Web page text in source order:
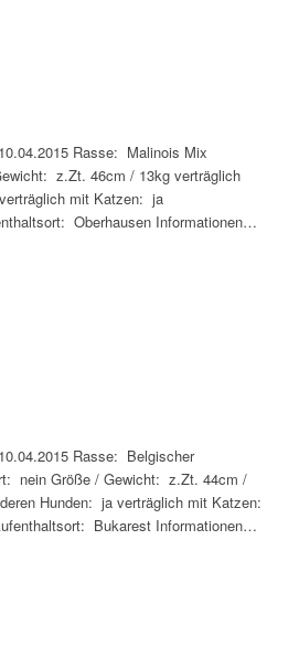
Rasse: Malinois Mix
z.Zt. 46cm / 13kg verträglich
mit Katzen: ja
Oberhausen Informationen…
Rasse: Belgischer
nein Größe / Gewicht: z.Zt. 44cm /
Hunden: ja verträglich mit Katzen:
Bukarest Informationen…